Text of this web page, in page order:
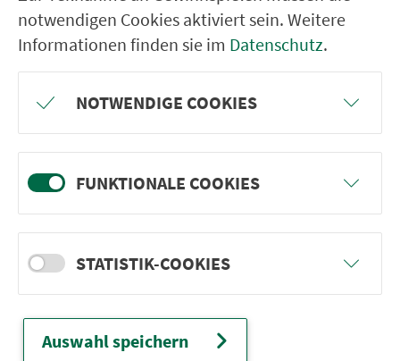
Journey Planner
Tickets & Fares
24/7 service line:
0911 27075-99
Email:
Get in contact
notwendigen Cookies aktiviert sein. Weitere
Informationen finden sie im Datenschutz.
NOTWENDIGE COOKIES
FUNKTIONALE COOKIES
STATISTIK-COOKIES
Auswahl speichern